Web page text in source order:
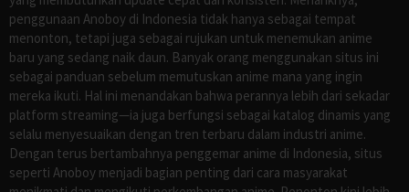
penggunaan Anoboy di Indonesia tidak hanya sebagai tempat
menonton, tetapi juga sebagai rujukan untuk menemukan anime
baru yang sedang naik daun. Banyak orang menggunakan situs ini
sebagai panduan sebelum memutuskan anime mana yang ingin
mereka ikuti. Hal ini menandakan bahwa perannya lebih dari sekadar
platform streaming—ia juga berfungsi sebagai katalog dinamis yang
selalu menyesuaikan dengan tren terbaru dalam industri anime.
Dengan terus bertambahnya penggemar anime di Indonesia, situs
seperti Anoboy menjadi bagian penting dari cara masyarakat